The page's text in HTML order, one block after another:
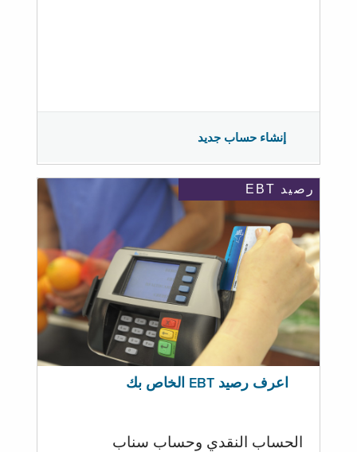
إنشاء حساب جديد
رصيد EBT
اعرف رصيد EBT الخاص بك
الحساب النقدي وحساب سناب